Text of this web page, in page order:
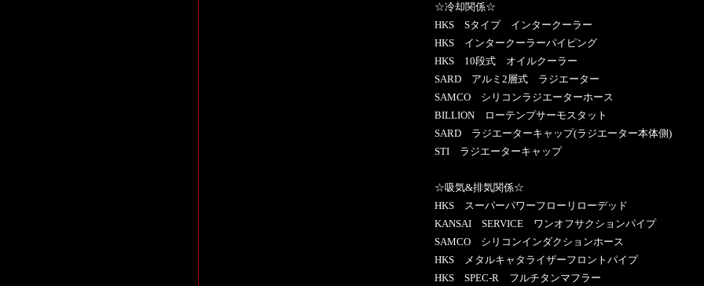
☆冷却関係☆
HKS Sタイプ インタークーラー
HKS インタークーラーパイピング
HKS 10段式 オイルクーラー
SARD アルミ2層式 ラジエーター
SAMCO シリコンラジエーターホース
BILLION ローテンプサーモスタット
SARD ラジエーターキャップ(ラジエーター本体側)
STI ラジエーターキャップ
☆吸気&排気関係☆
HKS スーパーパワーフローリローデッド
KANSAI SERVICE ワンオフサクションパイプ
SAMCO シリコンインダクションホース
HKS メタルキャタライザーフロントパイプ
HKS SPEC-R フルチタンマフラー